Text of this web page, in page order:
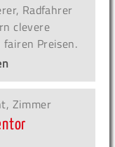
Radfahrer
clevere
Preisen.
Zimmer